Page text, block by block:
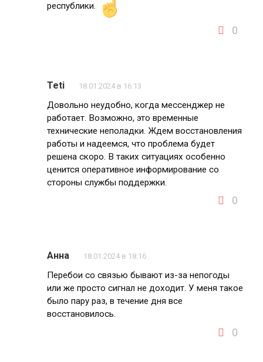
республики.
0
Teti 18.01.2024 в 16:13
Довольно неудобно, когда мессенджер не
работает. Возможно, это временные
технические неполадки. Ждем восстановления
работы и надеемся, что проблема будет
решена скоро. В таких ситуациях особенно
ценится оперативное информирование со
стороны службы поддержки.
0
Анна 18.01.2024 в 18:16
Перебои со связью бывают из-за непогоды
или же просто сигнал не доходит. У меня такое
было пару раз, в течение дня все
восстановилось.
0